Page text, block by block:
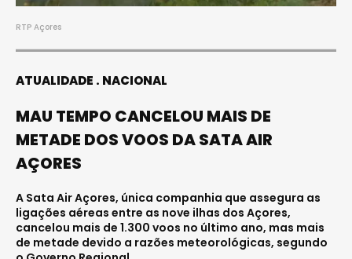
RTP Açores
ATUALIDADE NACIONAL
MAU TEMPO CANCELOU MAIS DE
METADE DOS VOOS DA SATA AIR
AÇORES
A Sata Air Açores, única companhia que assegura as
ligações aéreas entre as nove ilhas dos Açores,
cancelou mais de 1.300 voos no último ano, mas mais
de metade devido a razões meteorológicas, segundo